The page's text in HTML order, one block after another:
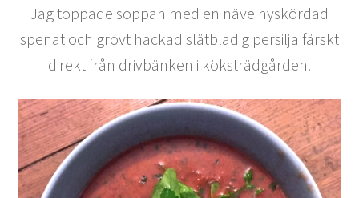
Jag toppade soppan med en näve nyskördad
spenat och grovt hackad slätbladig persilja färskt
direkt från drivbänken i köksträdgården.